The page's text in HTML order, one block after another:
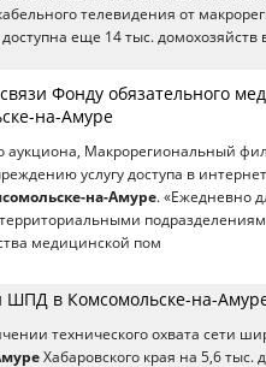
телевидения от
еще 14 тыс.
Фонду обязательного
на-Амуре
аукциона, Макрорегиональный
услугу доступа в
на-Амуре. «Ежедневно
медицинской пом
ШПД в Комсомольске-на-
технического охвата сети
Хабаровского края на 5,6 тыс.